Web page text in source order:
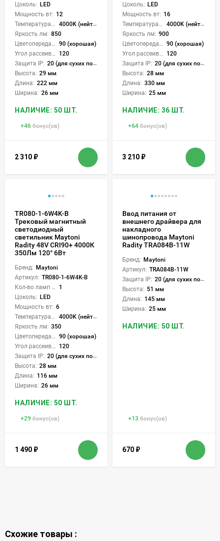
Цоколь: LED
Мощность вт: 12
Температура света:
4000K (нейтральный)
Яркость лм: 850
Цветопередача (CRI): 90 (хорошая)
Угол рассеивания света °:
120
Защита IP: 20 (для сухих пом.)
Высота: 29 мм
Длина: 222 мм
Ширина: 26 мм
НАЛИЧИЕ: 50 ШТ.
+46 бонус(ов)
2 310 ₽
Цоколь: LED
Мощность вт: 16
Температура света:
4000K (нейтральный)
Яркость лм: 900
Цветопередача (CRI): 90 (хорошая)
Угол рассеивания света °:
120
Защита IP: 20 (для сухих пом.)
Высота: 28 мм
Длина: 330 мм
Ширина: 25 мм
НАЛИЧИЕ: 36 ШТ.
+64 бонус(ов)
3 210 ₽
TR080-1-6W4K-B
Трековый магнитный
светодиодный
светильник Maytoni
Radity 48V CRI90+ 4000К
350Лм 120° 6Вт
Бренд: Maytoni
Артикул: TR080-1-6W4K-B
Кол-во ламп или LED:
1
Цоколь: LED
Мощность вт: 6
Температура света:
4000K (нейтральный)
Яркость лм: 350
Цветопередача (CRI): 90 (хорошая)
Угол рассеивания света °:
120
Защита IP: 20 (для сухих пом.)
Высота: 28 мм
Длина: 116 мм
Ширина: 26 мм
НАЛИЧИЕ: 50 ШТ.
+29 бонус(ов)
1 490 ₽
Ввод питания от
внешнего драйвера для
накладного
шинопровода Maytoni
Radity TRA084B-11W
Бренд: Maytoni
Артикул: TRA084B-11W
Защита IP: 20 (для сухих пом.)
Высота: 51 мм
Длина: 145 мм
Ширина: 25 мм
НАЛИЧИЕ: 50 ШТ.
+13 бонус(ов)
670 ₽
Схожие товары :